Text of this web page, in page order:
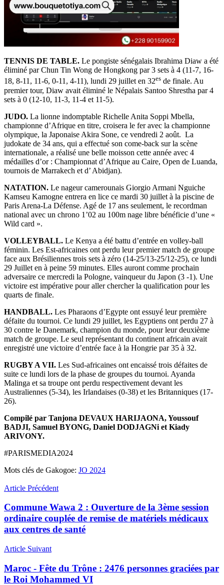
TENNIS DE TABLE. Le pongiste sénégalais Ibrahima Diaw a été
éliminé par Chun Tin Wong de Hongkong par 3 sets à 4 (11-7, 16-
18, 8-11, 11-6, 0-11, 4-11), lundi 29 juillet en 32es de finale. Au
premier tour, Diaw avait éliminé le Népalais Santoo Shrestha par 4
sets à 0 (12-10, 11-3, 11-4 et 11-5).
JUDO. La lionne indomptable Richelle Anita Soppi Mbella,
championne d’Afrique en titre, croisera le fer avec la championne
olympique, la Japonaise Akira Sone, ce vendredi 2 août. La
judokate de 34 ans, qui a effectué son come-back sur la scène
internationale, a réalisé une belle moisson cette année avec 4
médailles d’or : Championnat d’Afrique au Caire, Open de Luanda,
tournois de Marrakech et d’ Abidjan).
NATATION. Le nageur camerounais Giorgio Armani Nguiche
Kamseu Kamogne entrera en lice ce mardi 30 juillet à la piscine de
Paris Arena-La Défense. Agé de 17 ans seulement, le recordman
national avec un chrono 1’02 au 100m nage libre bénéficie d’une «
Wild card ».
VOLLEYBALL. Le Kenya a été battu d’entrée en volley-ball
féminin. Les Est-africaines ont perdu leur premier match de groupe
face aux Brésiliennes trois sets à zéro (14-25/13-25/12-25), ce lundi
29 Juillet en à peine 59 minutes. Elles auront comme prochain
adversaire ce mercredi la Pologne, vainqueur du Japon (3 -1). Une
victoire est impérative pour aller chercher la qualification pour les
quarts de finale.
HANDBALL. Les Pharaons d’Egypte ont essuyé leur première
défaite du tournoi. Ce lundi 29 juillet, les Egyptiens ont perdu 27 à
30 contre le Danemark, champion du monde, pour leur deuxième
match de groupe. Le seul représentant du continent africain avait
enregistré une victoire d’entrée face à la Hongrie par 35 à 32.
RUGBY A VII. Les Sud-africaines ont encaissé trois défaites de
suite ce lundi lors de la phase de groupes du tournoi. Ayanda
Malinga et sa troupe ont perdu respectivement devant les
Australiennes (5-34), les Irlandaises (0-38) et les Britanniques (17-
26).
Compilé par Tanjona DEVAUX HARIJAONA, Youssouf
BADJI, Samuel BYONG, Daniel DODJAGNi et Kiady
ARIVONY.
#PARISMEDIA2024
Mots clés de Gakogoe: JO 2024
Article Précédent
Commune Wawa 2 : Ouverture de la 3ème session
ordinaire couplée de remise de matériels médicaux
aux centres de santé
Article Suivant
Maroc - Fête du Trône : 2476 personnes graciées par
le Roi Mohammed VI